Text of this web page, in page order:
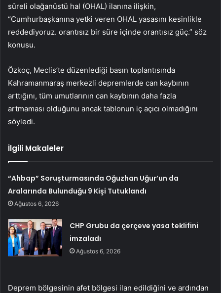
süreli olağanüstü hal (OHAL) ilanına ilişkin,
“Cumhurbaşkanına yetki veren OHAL yasasını kesinlikle
reddediyoruz. orantısız bir süre içinde orantısız güç.” söz
konusu.
Özkoç, Meclis’te düzenlediği basın toplantısında
Kahramanmaraş merkezli depremlerde can kaybının
arttığını, tüm umutlarının can kaybının daha fazla
artmaması olduğunu ancak tablonun iç açıcı olmadığını
söyledi.
İlgili Makaleler
“Ahbap” Soruşturmasında Oğuzhan Uğur’un da
Aralarında Bulunduğu 9 Kişi Tutuklandı
Ağustos 6, 2026
CHP Grubu da çerçeve yasa teklifini
imzaladı
Ağustos 6, 2026
Deprem bölgesinin afet bölgesi ilan edildiğini ve ardından